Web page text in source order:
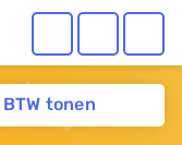
BTW tonen